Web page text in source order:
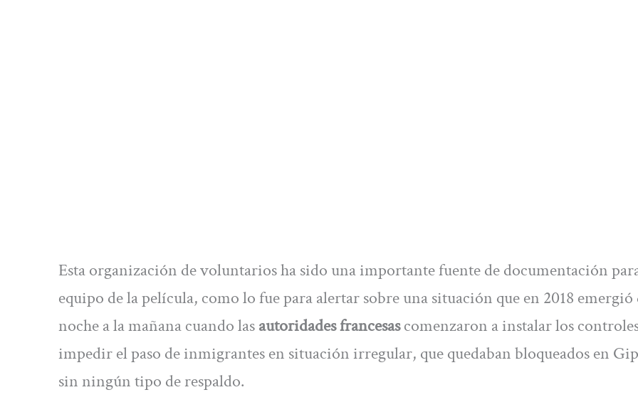
Esta organización de voluntarios ha sido una importante fuente de documentación
equipo de la película, como lo fue para alertar sobre una situación que en 2018 emergió
noche a la mañana cuando lasautoridades francesascomenzaron a instalar los
impedir el paso de inmigrantes en situación irregular, que quedaban bloqueados en
sin ningún tipo de respaldo.